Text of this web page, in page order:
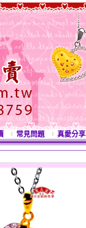
常見問題 真愛分